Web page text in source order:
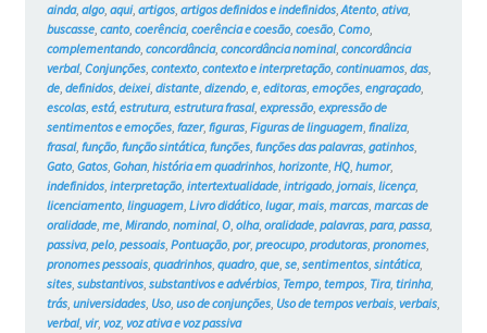
ainda, algo, aqui, artigos, artigos definidos e indefinidos,Atento, ativa,
buscasse, canto, coerência, coerência e coesão, coesão, Como,
complementando, concordância, concordância nominal, concordância
verbal, Conjunções, contexto, contexto e interpretação, continuamos, das,
de, definidos, deixei, distante, dizendo, e, editoras, emoções, engraçado,
escolas, está, estrutura, estrutura frasal, expressão, expressão de
sentimentos e emoções, fazer, figuras, Figuras de linguagem, finaliza,
frasal, função, função sintática, funções, funções das palavras, gatinhos,
Gato, Gatos, Gohan, história em quadrinhos, horizonte, HQ, humor,
indefinidos, interpretação, intertextualidade, intrigado, jornais, licença,
licenciamento, linguagem, Livro didático, lugar, mais, marcas, marcas de
oralidade, me, Mirando, nominal, O, olha, oralidade, palavras, para, passa,
passiva, pelo, pessoais, Pontuação, por, preocupo, produtoras, pronomes,
pronomes pessoais, quadrinhos, quadro, que, se, sentimentos, sintática,
sites, substantivos, substantivos e advérbios, Tempo, tempos, Tira, tirinha,
trás, universidades, Uso, uso de conjunções, Uso de tempos verbais, verbais,
verbal, vir, voz, voz ativa e voz passiva